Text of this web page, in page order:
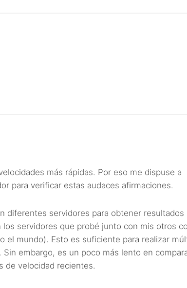
más rápidas. Por eso me dispuse a
para verificar estas audaces afirmaciones.
diferentes servidores para obtener resultados
servidores que probé junto con mis otros
el mundo). Esto es suficiente para realizar
embargo, es un poco más lento en
de velocidad recientes.